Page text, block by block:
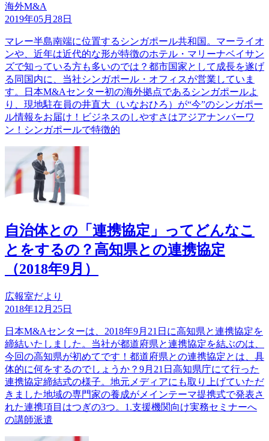
海外M&A
2019年05月28日
マレー半島南端に位置するシンガポール共和国。マーライオ
ンや、近年は近代的な形が特徴のホテル・マリーナベイサン
ズで知っている方も多いのでは？都市国家として成長を遂げ
る同国内に、当社シンガポール・オフィスが営業していま
す。日本M&Aセンター初の海外拠点であるシンガポールよ
り、現地駐在員の井直大（いなおひろ）が“今”のシンガポー
ル情報をお届け！ビジネスのしやすさはアジアナンバーワ
ン！シンガポールで特徴的
自治体との「連携協定」ってどんなこ
とをするの？高知県との連携協定
（2018年9月）
広報室だより
2018年12月25日
日本M&Aセンターは、2018年9月21日に高知県と連携協定を
締結いたしました。当社が都道府県と連携協定を結ぶのは、
今回の高知県が初めてです！都道府県との連携協定とは、具
体的に何をするのでしょうか？9月21日高知県庁にて行った
連携協定締結式の様子。地元メディアにも取り上げていただ
きました地域の専門家の養成がメインテーマ提携式で発表さ
れた連携項目はつぎの3つ。1.支援機関向け実務セミナーへ
の講師派遣